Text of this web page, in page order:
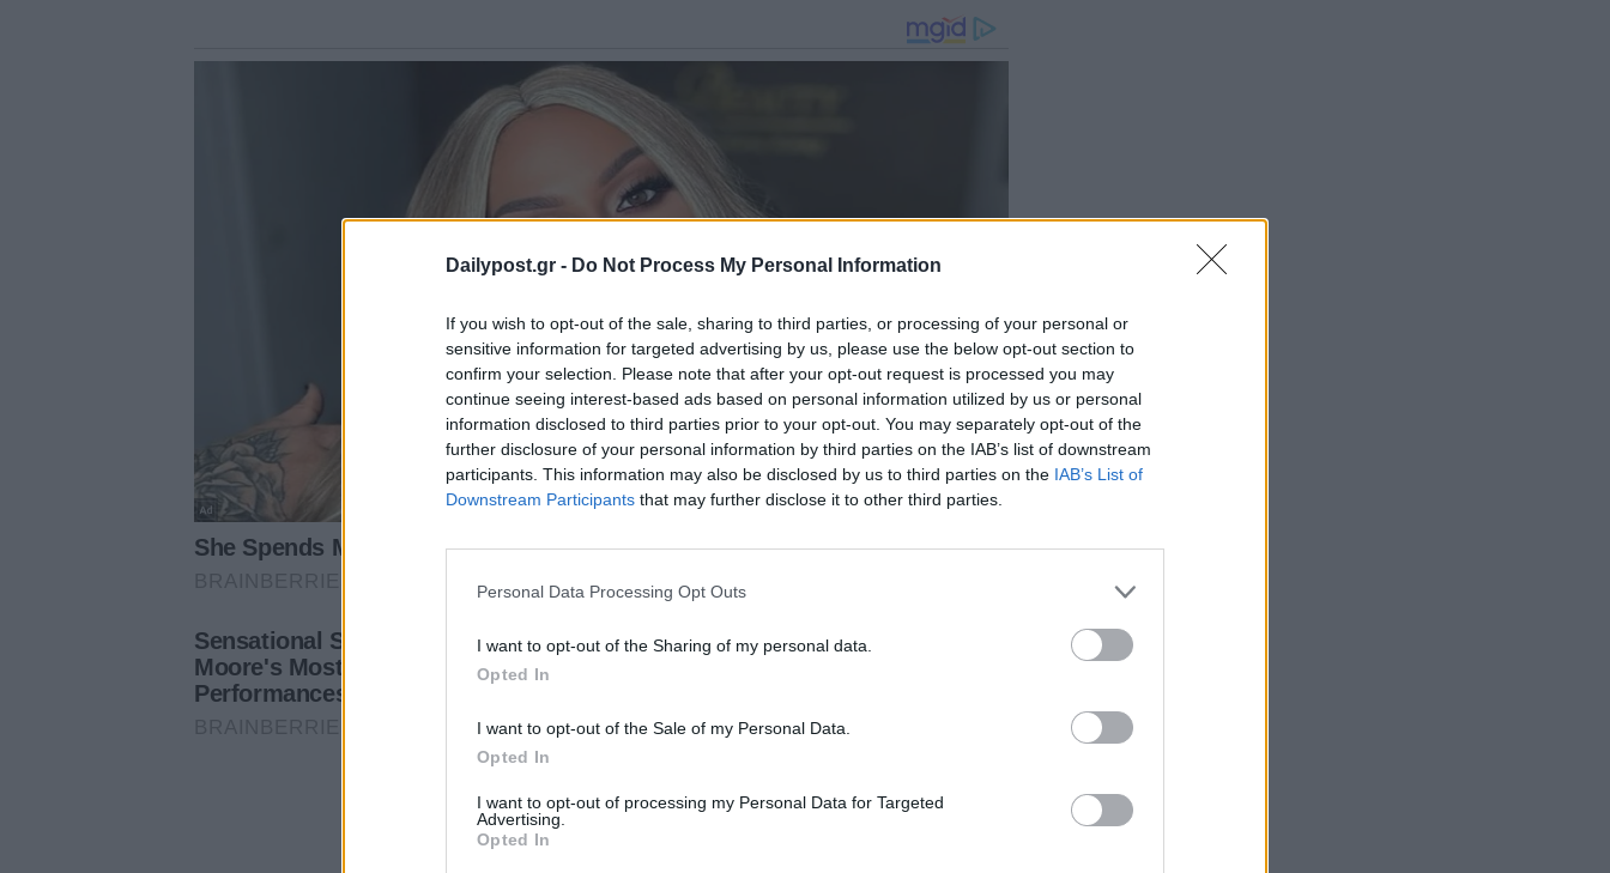
Dailypost.gr - Do Not Process My Personal Information
If you wish to opt-out of the sale, sharing to third parties, or processing of your personal or
sensitive information for targeted advertising by us, please use the below opt-out section to
confirm your selection. Please note that after your opt-out request is processed you may
continue seeing interest-based ads based on personal information utilized by us or personal
information disclosed to third parties prior to your opt-out. You may separately opt-out of the
further disclosure of your personal information by third parties on the IAB’s list of downstream
participants. This information may also be disclosed by us to third parties on the IAB’s List of
Downstream Participants that may further disclose it to other third parties.
Personal Data Processing Opt Outs
I want to opt-out of the Sharing of my personal data.
Opted In
I want to opt-out of the Sale of my Personal Data.
Opted In
I want to opt-out of processing my Personal Data for Targeted
Advertising.
Opted In